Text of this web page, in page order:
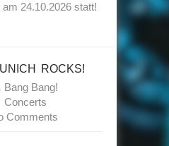
24.10.2026 statt!
ROCKS!
Bang Bang!
Concerts
Comments